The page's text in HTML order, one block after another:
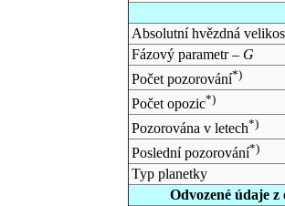
Absolutní hvězdná
Fázový parametr – G
Počet pozorování*)
Počet opozic*)
Pozorována v letech*)
Poslední pozorování*)
Typ planetky
Odvozené údaje